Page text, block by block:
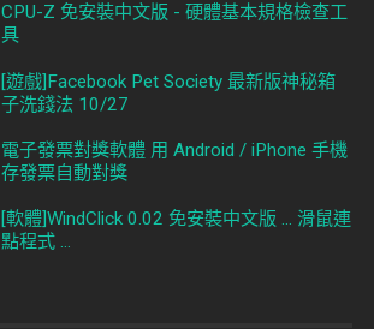
CPU-Z 免安裝中文版 - 硬體基本規格檢查工
具
[遊戲]Facebook Pet Society 最新版神秘箱
子洗錢法 10/27
電子發票對獎軟體 用 Android / iPhone 手機
存發票自動對獎
[軟體]WindClick 0.02 免安裝中文版 ... 滑鼠連
點程式 ...